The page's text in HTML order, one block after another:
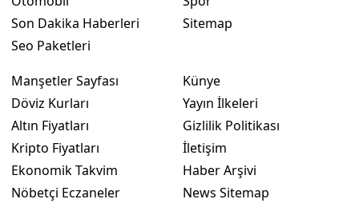
Son Dakika Haberleri
Seo Paketleri
Sitemap
Manşetler Sayfası
Döviz Kurları
Altın Fiyatları
Kripto Fiyatları
Ekonomik Takvim
Nöbetçi Eczaneler
Künye
Yayın İlkeleri
Gizlilik Politikası
İletişim
Haber Arşivi
News Sitemap